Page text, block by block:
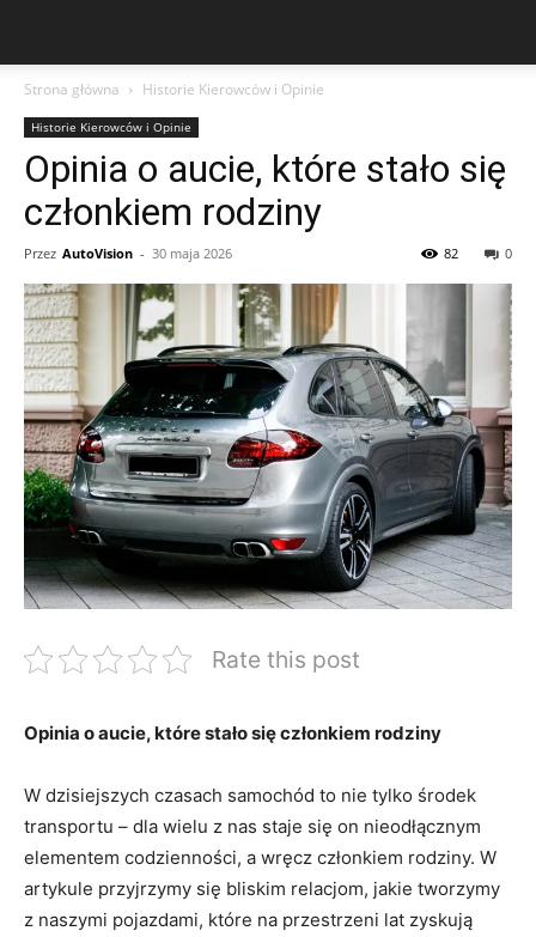
Strona główna Historie Kierowców i Opinie
Historie Kierowców i Opinie
Opinia o aucie, które stało się
członkiem rodziny
Przez AutoVision - 30 maja 2026 0
82
Rate this post
Opinia o aucie, które stało się członkiem rodziny
W dzisiejszych czasach samochód to nie tylko środek
transportu – dla wielu z nas staje się on nieodłącznym
elementem codzienności, a wręcz członkiem rodziny. W
artykule przyjrzymy się bliskim relacjom, jakie tworzymy
z naszymi pojazdami, które na przestrzeni lat zyskują